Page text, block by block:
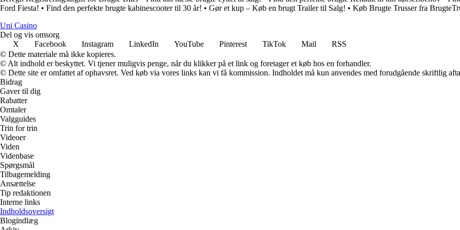
Ford Fiesta! • Find den perfekte brugte kabinescooter til 30 år! • Gør et kup – Køb en brugt Trailer til Salg! • Køb Brugte Trusser fra
Uni Casino
Del og vis omsorg
X
Facebook Instagram LinkedIn YouTube Pinterest TikTok Mail
RSS
© Dette materiale må ikke kopieres.
© Alt indhold er beskyttet. Vi tjener muligvis penge, når du klikker på et link og foretager et køb hos en forhandler.
© Dette site er omfattet af ophavsret. Ved køb via vores links kan vi få kommission. Indholdet må kun anvendes med forudgående skriftlig
Bidrag
Gaver til dig
Rabatter
Omtaler
Valgguides
Trin for trin
Videoer
Viden
Videnbase
Spørgsmål
Tilbagemelding
Ansættelse
Tip redaktionen
Interne links
Indholdsoversigt
Blogindlæg